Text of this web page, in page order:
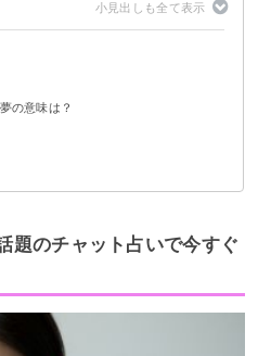
示
低下
夢】
】
夢】
の意味は？
夢】
夢】
】
夢】
夢】
告夢】
】
】
告夢】
】
】
夢】
】
題のチャット占いで今すぐ